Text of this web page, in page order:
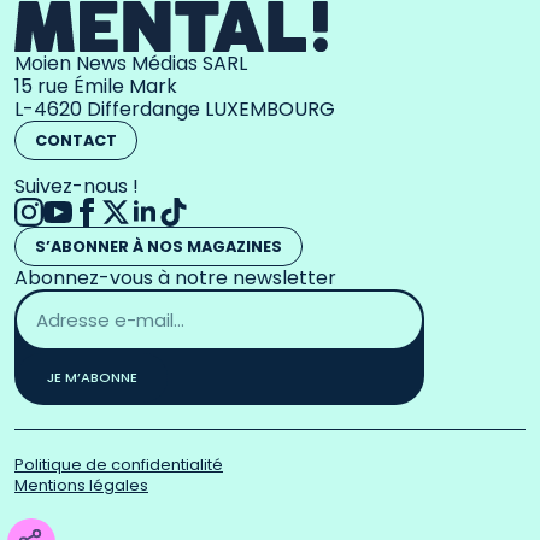
Moien News Médias SARL
15 rue Émile Mark
L-4620 Differdange LUXEMBOURG
CONTACT
Suivez-nous !
S’ABONNER À NOS MAGAZINES
Abonnez-vous à notre newsletter
Adresse
email
*
JE M’ABONNE
Politique de confidentialité
Mentions légales